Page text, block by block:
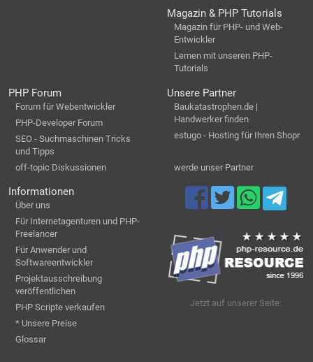
Magazin & PHP Tutorials
Magazin für PHP- und Web-
Entwickler
Lernen mit unseren PHP-
Tutorials
PHP Forum
Forum für Webentwickler
PHP-Developer Forum
SEO - Suchmaschinen Tricks
und Tipps
off-topic Diskussionen
Unsere Partner
Baukatastrophen.de |
Handwerker finden
estugo - Hosting für Ihren Shopr
werde unser Partner
Informationen
Über uns
Für Internetagenturen und PHP-
Freelancer
Für Anwender und
Softwareentwickler
Projektausschreibung
veröffentlichen
PHP Scripte verkaufen
* Unsere Preise
Glossar
Jetzt auf unserer Seite: